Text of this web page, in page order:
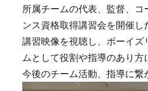
所属チームの代表、監督、コ
ンス資格取得講習会を開催し
講習映像を視聴し、ボーイズ
ムとして役割や指導のあり方
今後のチーム活動、指導に繋